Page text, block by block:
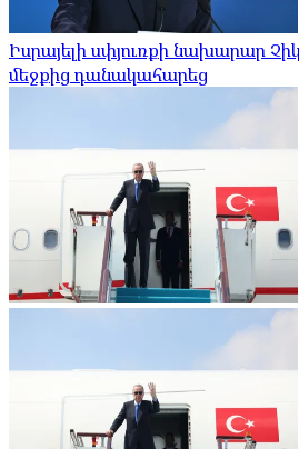
Իսրայելի սփյուռքի նախարար
մեջքից դանակահարեց